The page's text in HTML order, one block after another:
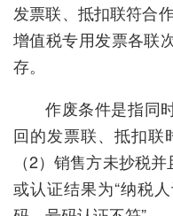
发票联、抵扣联符合
增值税专用发票各联
存。
作废条件是指同
回的发票联、抵扣联
（2）销售方未抄税
或认证结果为“纳税